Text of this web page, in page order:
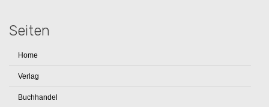
Seiten
Home
Verlag
Buchhandel